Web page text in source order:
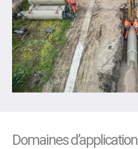
Domaines d’application